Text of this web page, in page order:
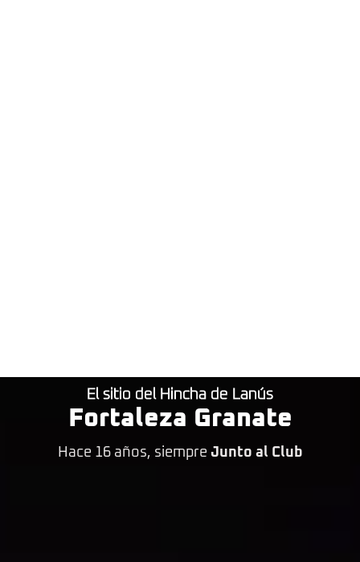
El sitio del Hincha de Lanús
Fortaleza Granate
Hace 16 años, siempre Junto al Club